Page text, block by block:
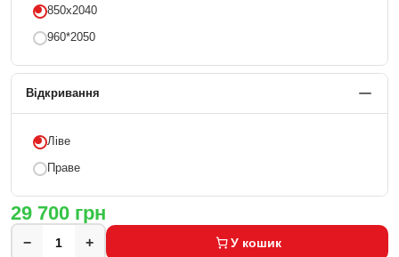
850х2040
960*2050
Відкривання
Ліве
Праве
29 700 грн
− + У кошик